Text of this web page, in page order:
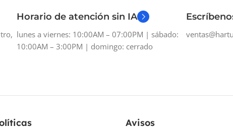
Horario de atención sin IA
lunes a viernes: 10:00AM – 07:00PM | sábado:
10:00AM – 3:00PM | domingo: cerrado
Avisos